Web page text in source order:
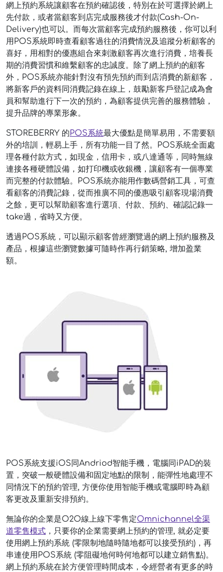
網上預約系統讓顧客在預約確認後，特別在於可選擇於網上
先付款，或者當顧客到店完成服務後才付款(Cash-On-
Delivery)也可以。而每次當顧客完成預約服務後，你可以利
用POS系統即時查看顧客過往的消費情況及追蹤分析顧客的
喜好，用相對的優惠組合來刺激顧客再次進行消費，培養長
期的消費習慣和維繫顧客的忠誠度。除了網上預約的顧客
外，POS系統亦能針對沒有預先預約而到店消費的新顧客，
將新客戶的資料同消費記錄在線上，鼓勵新客戶登記成為會
員和幫助進行下一次的預約，為顧客提供完善的服務體驗，
提升品牌的專業形象。
STOREBERRY 的POS系統最大優點是簡單易用，不需要額
外的培訓，輕易上手，所有功能一目了然。POS系統全面處
理各種付款方式，如現金，信用卡，或八達通等，同時無線
連接各種硬體設備，如打印機或收銀機，讓顧客有一個專業
而完整的付款體驗。POS系統亦能用作數碼營銷工具，可查
看顧客的消費記錄，從而推廣不同的優惠吸引顧客現場消費
之餘，更可以幫助顧客進行選項、付款、預約、確認記錄一
take過，省時又方便。
透過POS系統，可以顯示顧客曾經瀏覽過的網上預約服務及
產品，根據這些瀏覽數據可隨時作再行銷策略, 增加盈業
額。
POS系統支援iOS同Andriod智能手機，電腦同iPAD的裝
置，突破一般硬體設備和固定地點的限制，能彈性地處理不
同情況下的預約管理, 方便你使用智能手機或電腦即時為顧
客更改及重新安排預約。
無論你的企業是O2O線上線下零售定Omnichannel全渠
道零售模式 ，只要你的企業需要網上預約的管理, 就必定要
使用網上預約系統 (零限制地隨時隨地都可以接受預約)，再
串連使用POS系統 (零阻礙地何時何地都可以建立銷售點)。
網上預約系統在於方便管理時間成本，令經營者有更多的時